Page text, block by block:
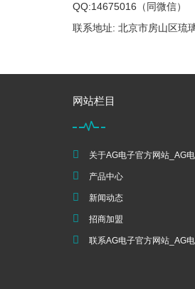
QQ:14675016（同微信）
联系地址: 北京市房山区琉
网站栏目
关于AG电子官方网站_AG
产品中心
新闻动态
招商加盟
联系AG电子官方网站_AG